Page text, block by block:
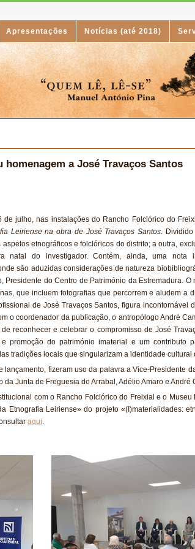
Apresentações Notícias (até 2018)
a José Travaços Santos
de julho, nas instalações do Rancho Folclórico do
Leiriense na obra de José Travaços Santos.
aspetos etnográficos e folclóricos do distrito; a outra,
natal do investigador. Contém, ainda, uma nota
são aduzidas considerações de natureza
Presidente do Centro de Património da Estremadura. O
que incluem fotografias que percorrem e aludem a
de José Travaços Santos, figura incontornável
o coordenador da publicação, o antropólogo André
reconhecer e celebrar o compromisso de José
e promoção do património imaterial e um contributo
tradições locais que singularizam a identidade cultural
lançamento, fizeram uso da palavra a Vice-Presidente
Junta de Freguesia do Arrabal, Adélio Amaro e André
com o Rancho Folclórico do Freixial e o Museu
Etnografia Leiriense» do projeto «(I)materialidades:
aqui.